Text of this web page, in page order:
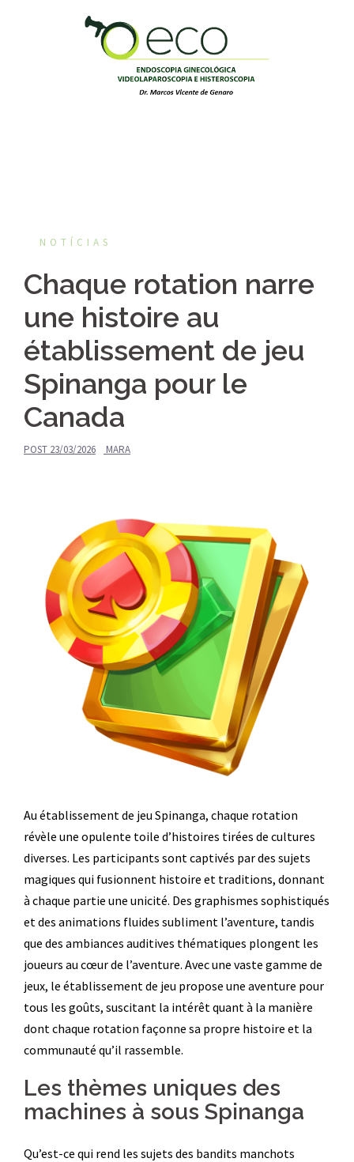
NOTÍCIAS
Chaque rotation narre
une histoire au
établissement de jeu
Spinanga pour le
Canada
POST 23/03/2026 MARA
Au établissement de jeu Spinanga, chaque rotation
révèle une opulente toile d’histoires tirées de cultures
diverses. Les participants sont captivés par des sujets
magiques qui fusionnent histoire et traditions, donnant
à chaque partie une unicité. Des graphismes sophistiqués
et des animations fluides subliment l’aventure, tandis
que des ambiances auditives thématiques plongent les
joueurs au cœur de l’aventure. Avec une vaste gamme de
jeux, le établissement de jeu propose une aventure pour
tous les goûts, suscitant la intérêt quant à la manière
dont chaque rotation façonne sa propre histoire et la
communauté qu’il rassemble.
Les thèmes uniques des
machines à sous Spinanga
Qu’est-ce qui rend les sujets des bandits manchots